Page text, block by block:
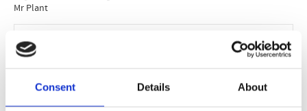
Consent Details About
Mr Plant